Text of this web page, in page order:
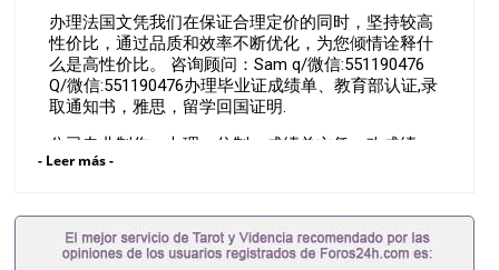
学/未顺利毕业/成绩不理想/留信认证
办理法国文凭我们在保证合理定价的同时，坚持较高
性价比，通过品质和效率不断优化，为您倾情诠释什
么是高性价比。 咨询顾问：Sam q/微信:551190476
Q/微信:551190476办理毕业证成绩单、教育部认证,录
取通知书，雅思，留学回国证明.
公司专业制作、办理、仿制、成绩单文凭、改成绩、
教育部学历学位认证、毕业证、成绩单、文凭、学历
证认证、留服认证、使馆认证、使馆证明、使馆留学
回国人员证明、留学生认证、学历认证、文凭认证学
- Leer más -